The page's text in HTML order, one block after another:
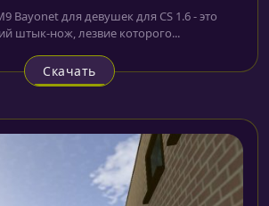
Bayonet для девушек для CS 1.6 - это
штык-нож, лезвие которого...
Скачать